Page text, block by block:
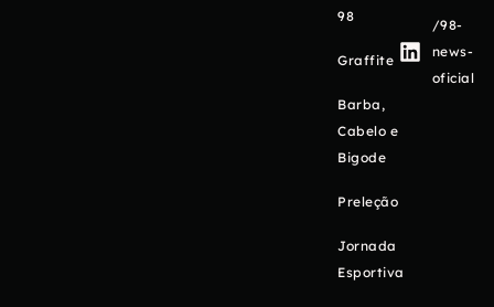
98
Graffite
Barba,
Cabelo e
Bigode
Preleção
Jornada
Esportiva
/98-
news-
oficial